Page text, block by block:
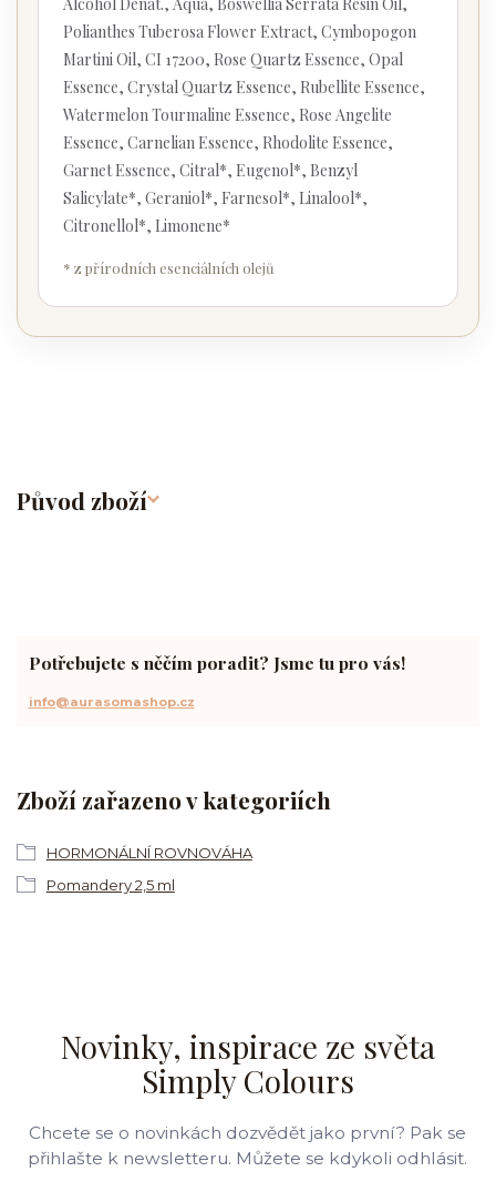
Polianthes Tuberosa Flower Extract, Cymbopogon
Martini Oil, CI 17200, Rose Quartz Essence, Opal
Essence, Crystal Quartz Essence, Rubellite Essence,
Watermelon Tourmaline Essence, Rose Angelite
Essence, Carnelian Essence, Rhodolite Essence,
Garnet Essence, Citral*, Eugenol*, Benzyl
Salicylate*, Geraniol*, Farnesol*, Linalool*,
Citronellol*, Limonene*
* z přírodních esenciálních olejů
Původ zboží
Zboží zařazeno v kategoriích
HORMONÁLNÍ ROVNOVÁHA
Pomandery 2,5 ml
Potřebujete s něčím poradit? Jsme tu pro vás!
info@aurasomashop.cz
Novinky, inspirace ze světa
Simply Colours
Chcete se o novinkách dozvědět jako první? Pak se
přihlašte k newsletteru. Můžete se kdykoli odhlásit.